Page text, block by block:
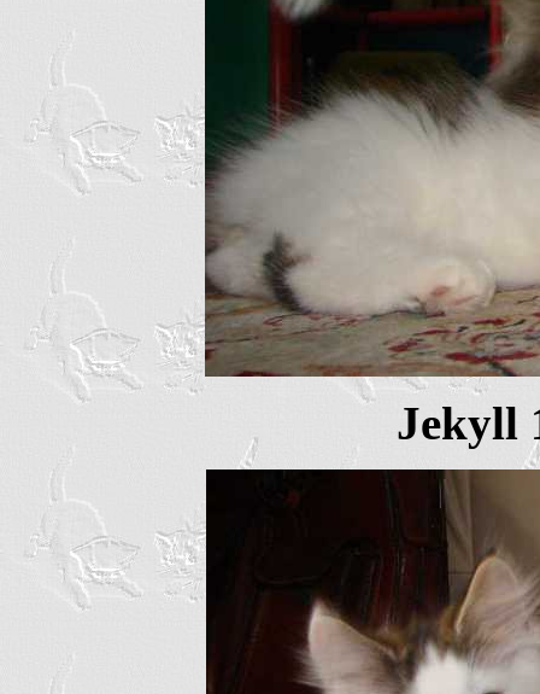
Jekyll